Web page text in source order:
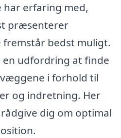
har erfaring med,
præsenterer
bedst muligt.
en udfordring at finde
i forhold til
og indretning. Her
dig om optimal